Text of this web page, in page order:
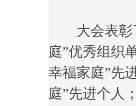
大会表彰了
庭”优秀组织
幸福家庭”先
庭”先进个人